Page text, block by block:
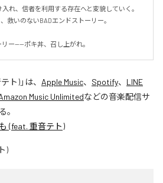
れ、信者を利用する存在へと変貌していく。
救いのないBADエンドストーリー。
ー——ポキ丼、召し上がれ。
ト)」は、 Apple Music、 Spotify、 LINE
Music Unlimitedなどの音楽配信サ
。
(feat. 重音テト)